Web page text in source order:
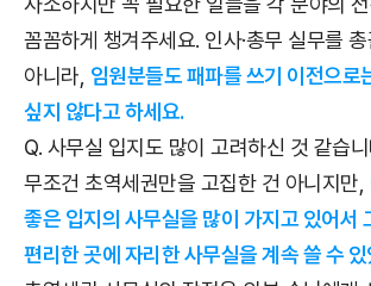
꼼꼼하게 챙겨주세요. 인사·총무 실무를
아니라, 임원분들도 패파를 쓰기 이전으로
싶지 않다고 하세요.
Q. 사무실 입지도 많이 고려하신 것 같습
무조건 초역세권만을 고집한 건 아니지만,
좋은 입지의 사무실을 많이 가지고 있어서
편리한 곳에 자리한 사무실을 계속 쓸 수